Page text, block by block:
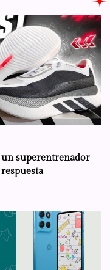
superentrenador